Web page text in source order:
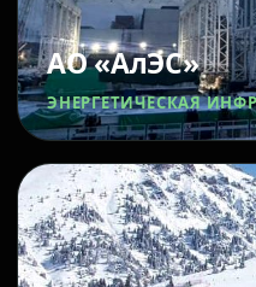
АО «АлЭС»
ЭНЕРГЕТИЧЕСКАЯ